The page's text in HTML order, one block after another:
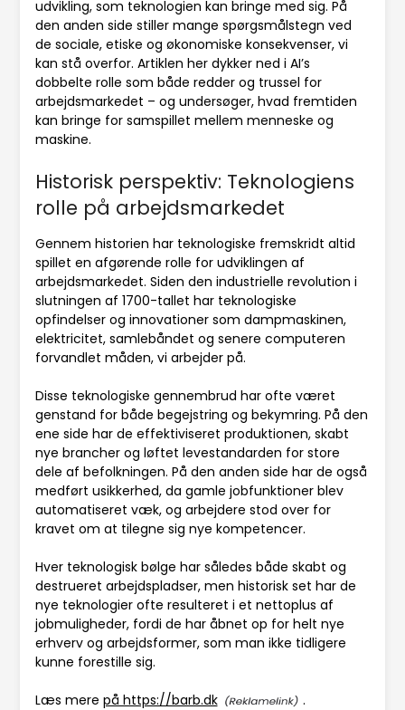
udvikling, som teknologien kan bringe med sig. På
den anden side stiller mange spørgsmålstegn ved
de sociale, etiske og økonomiske konsekvenser, vi
kan stå overfor. Artiklen her dykker ned i AI’s
dobbelte rolle som både redder og trussel for
arbejdsmarkedet – og undersøger, hvad fremtiden
kan bringe for samspillet mellem menneske og
maskine.
Historisk perspektiv: Teknologiens
rolle på arbejdsmarkedet
Gennem historien har teknologiske fremskridt altid
spillet en afgørende rolle for udviklingen af
arbejdsmarkedet. Siden den industrielle revolution i
slutningen af 1700-tallet har teknologiske
opfindelser og innovationer som dampmaskinen,
elektricitet, samlebåndet og senere computeren
forvandlet måden, vi arbejder på.
Disse teknologiske gennembrud har ofte været
genstand for både begejstring og bekymring. På den
ene side har de effektiviseret produktionen, skabt
nye brancher og løftet levestandarden for store
dele af befolkningen. På den anden side har de også
medført usikkerhed, da gamle jobfunktioner blev
automatiseret væk, og arbejdere stod over for
kravet om at tilegne sig nye kompetencer.
Hver teknologisk bølge har således både skabt og
destrueret arbejdspladser, men historisk set har de
nye teknologier ofte resulteret i et nettoplus af
jobmuligheder, fordi de har åbnet op for helt nye
erhverv og arbejdsformer, som man ikke tidligere
kunne forestille sig.
Læs mere på https://barb.dk .